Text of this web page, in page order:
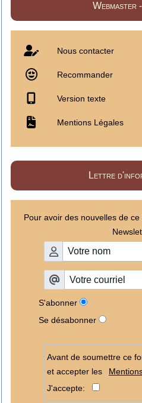
Webmaster
Nous contacter
Recommander
Version texte
Mentions Légales
Lettre
Pour avoir des nouvelles de
S'abonner
Se désabonner
Avant de soumettre ce
et accepter les
J'accepte: